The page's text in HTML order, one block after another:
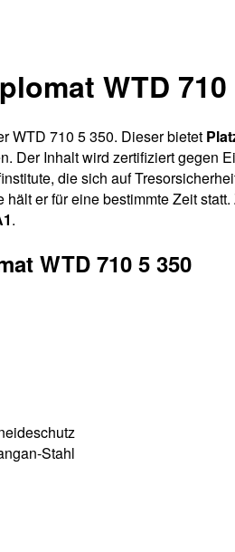
WTD 710
WTD 710 5 350. Dieser bietet
Der Inhalt wird zertifiziert gegen
die sich auf
er für eine bestimmte Zeit
.
WTD 710 5 350
Stahl